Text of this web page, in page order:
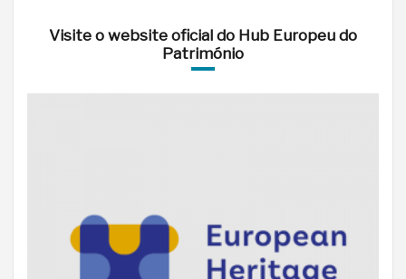
Visite o website oficial do Hub Europeu do
Património